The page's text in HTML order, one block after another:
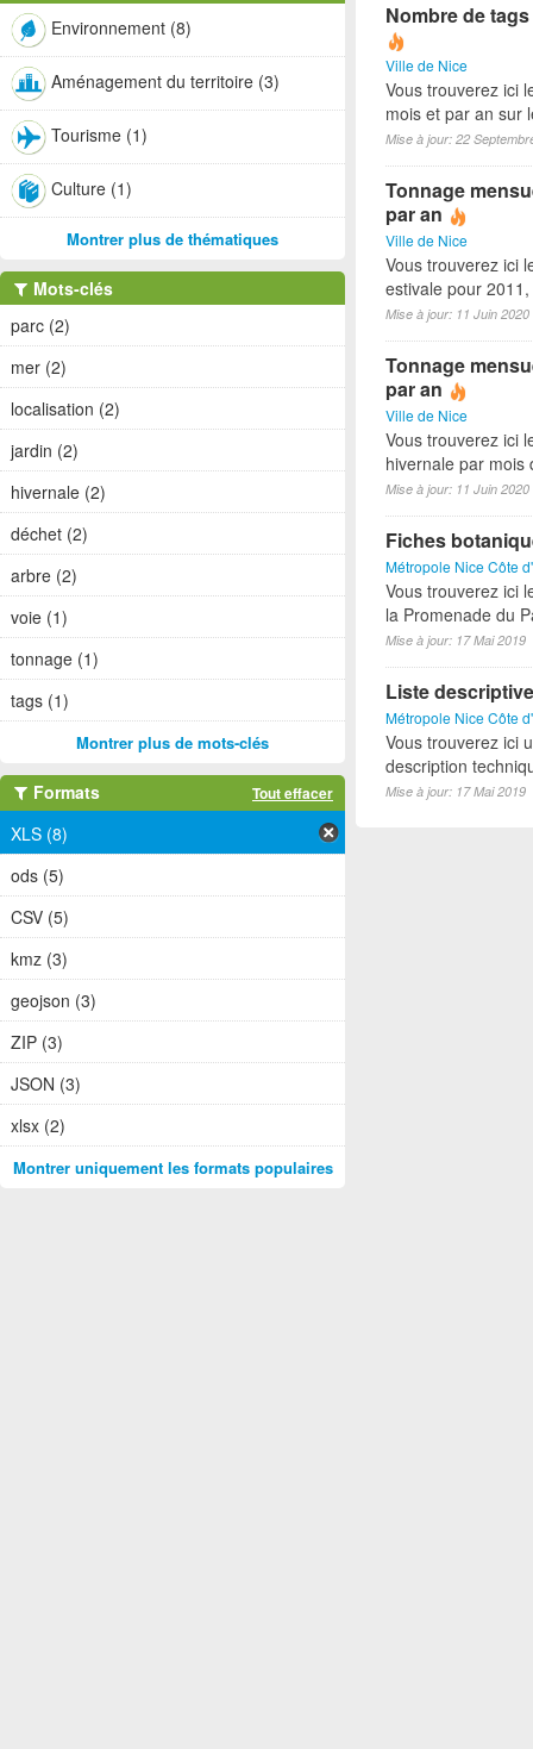
Nombre de
Ville de Nice
Vous trouverez ici
mois et par an sur
Mise à jour: 22
Tonnage
par an
Ville de Nice
Vous trouverez ici
estivale pour
Mise à jour: 11 Juin 2020
Tonnage
par an
Ville de Nice
Vous trouverez ici
hivernale par
Mise à jour: 11 Juin 2020
Fiches
Métropole Nice Côte
Vous trouverez ici
la Promenade du
Mise à jour: 17 Mai 2019
Liste
Métropole Nice Côte
Vous trouverez ici
description
Mise à jour: 17 Mai 2019
Environnement (8)
Aménagement du territoire (3)
Tourisme (1)
Culture (1)
Montrer plus de thématiques
Mots-clés
parc (2)
mer (2)
localisation (2)
jardin (2)
hivernale (2)
déchet (2)
arbre (2)
voie (1)
tonnage (1)
tags (1)
Montrer plus de mots-clés
Formats Tout effacer
XLS (8)
ods (5)
CSV (5)
kmz (3)
geojson (3)
ZIP (3)
JSON (3)
xlsx (2)
Montrer uniquement les formats populaires